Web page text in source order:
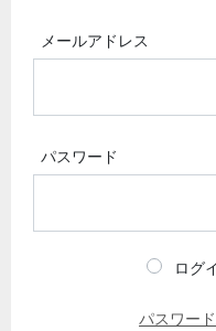
メールアドレス
パスワード
ログ
パスワー